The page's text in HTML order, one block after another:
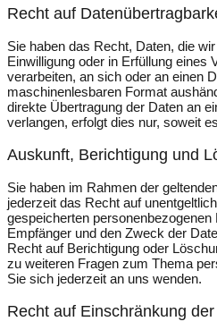
Recht auf
Sie haben das Recht, Daten, die
Einwilligung oder in Erfüllung eines
verarbeiten, an sich oder an einen
maschinenlesbaren Format
direkte Übertragung der Daten an
verlangen, erfolgt dies nur, soweit
Auskunft, Berichtigung und
Sie haben im Rahmen der
jederzeit das Recht auf
gespeicherten
Empfänger und den Zweck der
Recht auf Berichtigung oder
zu weiteren Fragen zum Thema
Sie sich jederzeit an uns wenden.
Recht auf Einschränkung